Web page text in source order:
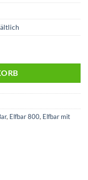
, Elfbar 800, Elfbar mit